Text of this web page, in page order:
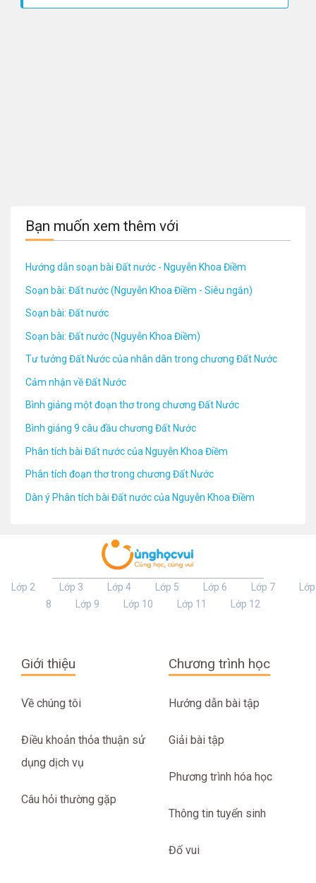
Bạn muốn xem thêm với
Hướng dẫn soạn bài Đất nước - Nguyễn Khoa Điềm
Soạn bài: Đất nước (Nguyễn Khoa Điềm - Siêu ngắn)
Soạn bài: Đất nước
Soạn bài: Đất nước (Nguyễn Khoa Điềm)
Tư tưởng Đất Nước của nhân dân trong chương Đất Nước
Cảm nhận về Đất Nước
Bình giảng một đoạn thơ trong chương Đất Nước
Bình giảng 9 câu đầu chương Đất Nước
Phân tích bài Đất nước của Nguyễn Khoa Điềm
Phân tích đoạn thơ trong chương Đất Nước
Dàn ý Phân tích bài Đất nước của Nguyễn Khoa Điềm
Lớp 2 Lớp 3 Lớp 4 Lớp 5 Lớp 6 Lớp 7
Lớp
8
Lớp 9 Lớp 10 Lớp 11 Lớp 12
Giới thiệu
Về chúng tôi
Điều khoản thỏa thuận sử
dụng dịch vụ
Câu hỏi thường gặp
Chương trình học
Hướng dẫn bài tập
Giải bài tập
Phương trình hóa học
Thông tin tuyển sinh
Đố vui